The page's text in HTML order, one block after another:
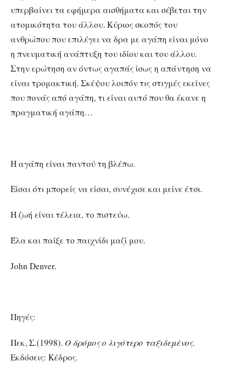
υπερβαίνει τα εφήμερα αισθήματα και σέβεται την
ατομικότητα του άλλου. Κύριος σκοπός του
ανθρώπου που επιλέγει να δρα με αγάπη είναι μόνο
η πνευματική ανάπτυξη του ιδίου και του άλλου.
Στην ερώτηση αν όντως αγαπάς ίσως η απάντηση να
είναι τρομακτική. Σκέψου λοιπόν τις στιγμές εκείνες
που πονάς από αγάπη, τι είναι αυτό που θα έκανε η
πραγματική αγάπη…
Η αγάπη είναι παντού τη βλέπω.
Είσαι ότι μπορείς να είσαι, συνέχισε και μείνε έτσι.
Η ζωή είναι τέλεια, το πιστεύω.
Έλα και παίξε το παιχνίδι μαζί μου.
John Denver.
Πηγές:
Πεκ, Σ.(1998). Ο δρόμος ο λιγότερο ταξιδεμένος.
Εκδόσεις: Κέδρος.